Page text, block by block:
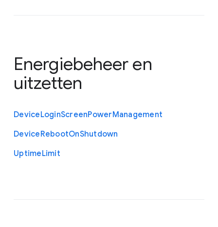
Energiebeheer en
uitzetten
DeviceLoginScreenPowerManagement
DeviceRebootOnShutdown
UptimeLimit